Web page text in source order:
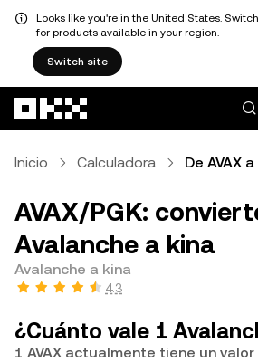
Looks like you're in the United States.
for products available in your region.
Switch site
Inicio Calculadora De AVAX a
AVAX/PGK:
Avalanche a kina
Avalanche a kina
4.3
¿Cuánto vale 1
1 AVAX actualmente tiene un